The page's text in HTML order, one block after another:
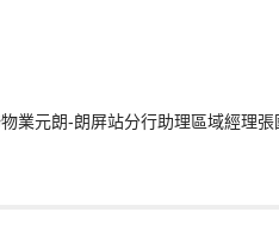
業元朗-朗屏站分行助理區域經理